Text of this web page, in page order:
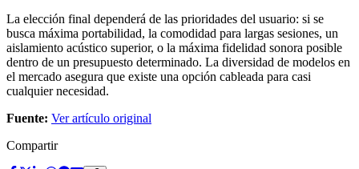
La elección final dependerá de las prioridades del usuario: si se
busca máxima portabilidad, la comodidad para largas sesiones, un
aislamiento acústico superior, o la máxima fidelidad sonora posible
dentro de un presupuesto determinado. La diversidad de modelos en
el mercado asegura que existe una opción cableada para casi
cualquier necesidad.
Fuente: Ver artículo original
Compartir